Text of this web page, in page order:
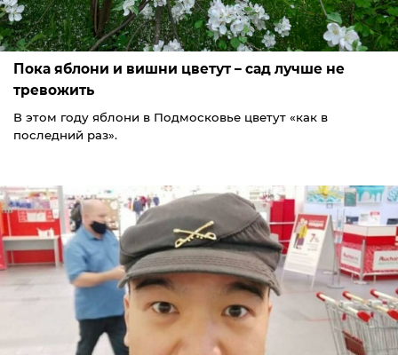
Пока яблони и вишни цветут – сад лучше не
тревожить
В этом году яблони в Подмосковье цветут «как в
последний раз».